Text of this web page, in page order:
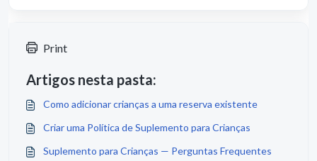
Print
Artigos nesta pasta:
Como adicionar crianças a uma reserva existente
Criar uma Política de Suplemento para Crianças
Suplemento para Crianças — Perguntas Frequentes